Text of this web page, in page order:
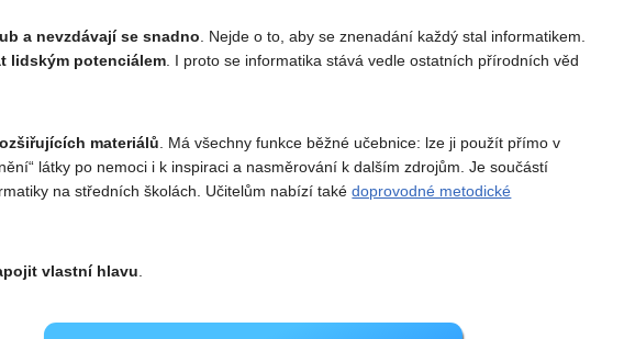
a nevzdávají se snadno. Nejde o to, aby se znenadání každý stal informatikem.
lidským potenciálem. I proto se informatika stává vedle ostatních přírodních věd
materiálů . Má všechny funkce běžné učebnice: lze ji použít přímo v
látky po nemoci i k inspiraci a nasměrování k dalším zdrojům. Je součástí
na středních školách. Učitelům nabízí takédoprovodné metodické
vlastní hlavu